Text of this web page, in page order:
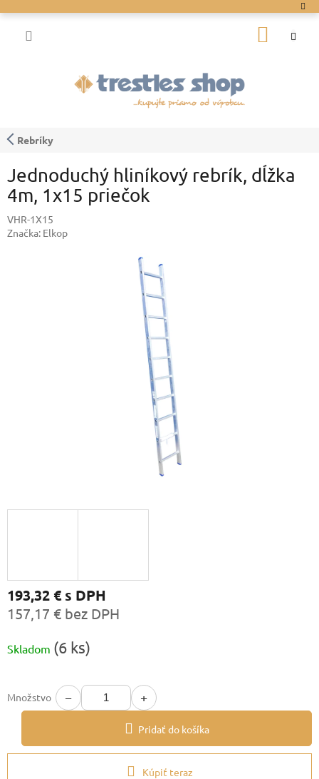
na
Rebríky
Jednoduchý hliníkový rebrík, dĺžka
4m, 1x15 priečok
VHR-1X15
Značka: Elkop
193,32 €s DPH
157,17 € bez DPH
cena:
Skladom (6 ks)
Množstvo − +
Pridať do košíka
Kúpiť teraz